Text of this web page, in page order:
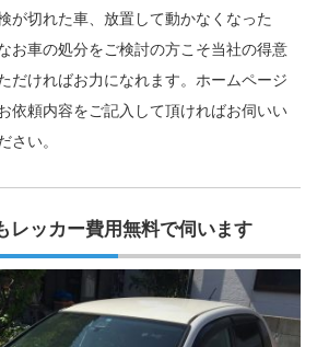
が切れた車、放置して動かなくなった
お車の処分をご検討の方こそ当社の得意
だければお力になれます。ホームページ
依頼内容をご記入して頂ければお伺いい
さい。
レッカー費用無料で伺います